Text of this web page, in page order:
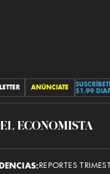
ANÚNCIATE
$1.99
El
REPORTES